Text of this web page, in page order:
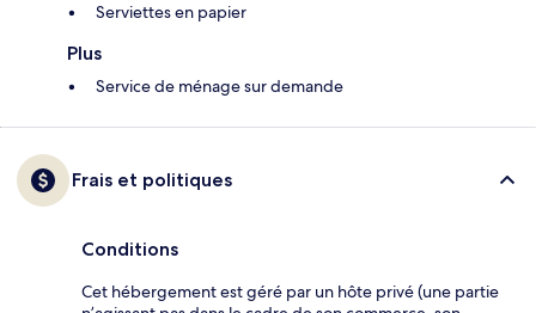
Serviettes en papier
Plus
Service de ménage sur demande
Frais et politiques
Conditions
Cet hébergement est géré par un hôte privé (une partie